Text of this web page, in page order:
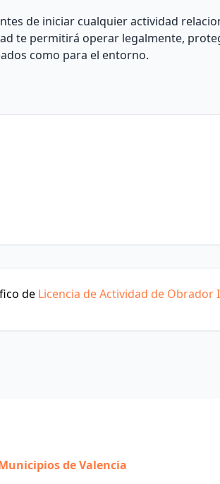
de iniciar cualquier actividad
te permitirá operar legalmente,
como para el entorno.
de Licencia de Actividad de Obrador
de Valencia